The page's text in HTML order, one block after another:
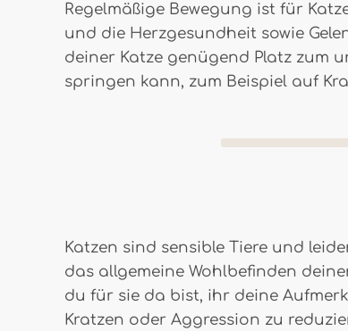
Regelmäßige Bewegung ist für
und die Herzgesundheit sowie
deiner Katze genügend Platz zum
springen kann, zum Beispiel auf
Katzen sind sensible Tiere und
das allgemeine Wohlbefinden
du für sie da bist, ihr deine
Kratzen oder Aggression zu